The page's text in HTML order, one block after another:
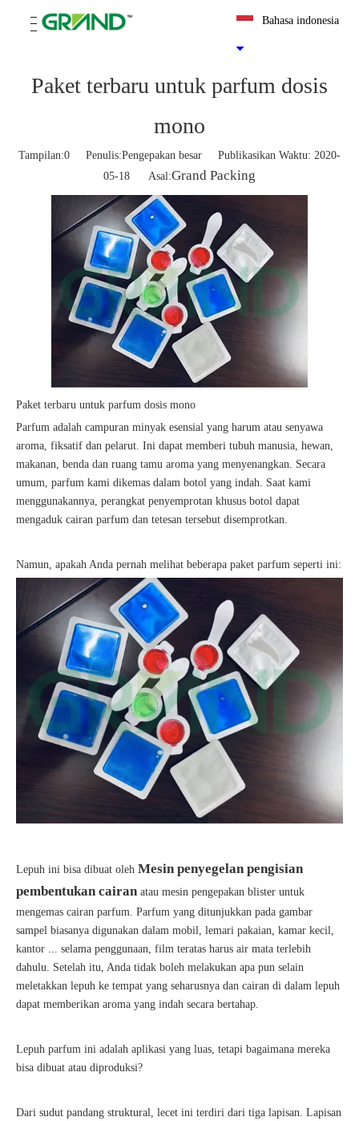
Bahasa indonesia
Paket terbaru untuk parfum dosis
mono
Tampilan:0 Penulis:Pengepakan besar Publikasikan Waktu: 2020-
05-18 Asal:Grand Packing
Paket terbaru untuk parfum dosis mono
Parfum adalah campuran minyak esensial yang harum atau senyawa
aroma, fiksatif dan pelarut. Ini dapat memberi tubuh manusia, hewan,
makanan, benda dan ruang tamu aroma yang menyenangkan. Secara
umum, parfum kami dikemas dalam botol yang indah. Saat kami
menggunakannya, perangkat penyemprotan khusus botol dapat
mengaduk cairan parfum dan tetesan tersebut disemprotkan.
Namun, apakah Anda pernah melihat beberapa paket parfum seperti ini:
Lepuh ini bisa dibuat oleh Mesin penyegelan pengisian
pembentukan cairan atau mesin pengepakan blister untuk
mengemas cairan parfum. Parfum yang ditunjukkan pada gambar
sampel biasanya digunakan dalam mobil, lemari pakaian, kamar kecil,
kantor ... selama penggunaan, film teratas harus air mata terlebih
dahulu. Setelah itu, Anda tidak boleh melakukan apa pun selain
meletakkan lepuh ke tempat yang seharusnya dan cairan di dalam lepuh
dapat memberikan aroma yang indah secara bertahap.
Lepuh parfum ini adalah aplikasi yang luas, tetapi bagaimana mereka
bisa dibuat atau diproduksi?
Dari sudut pandang struktural, lecet ini terdiri dari tiga lapisan. Lapisan